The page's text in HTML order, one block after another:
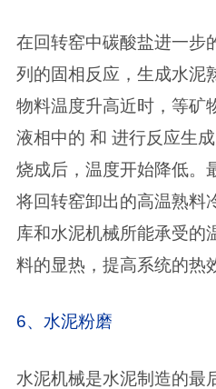
在回转窑中碳酸盐进一步
列的固相反应，生成水泥
物料温度升高近时，等矿
液相中的 和 进行反应生
烧成后，温度开始降低。
将回转窑卸出的高温熟料
库和水泥机械所能承受的
料的显热，提高系统的热
6、水泥粉磨
水泥机械是水泥制造的最